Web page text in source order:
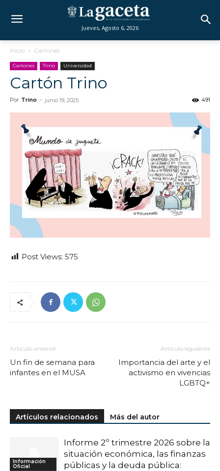
Jueves, Agosto 6, 2026
Inicio Cartones
Cartones Trino Universidad
Cartón Trino
Por Trino - junio 19, 2025 491
Post Views: 575
Artículo anterior
Un fin de semana para
infantes en el MUSA
Artículo siguiente
Importancia del arte y el
activismo en vivencias
LGBTQ+
Artículos relacionados Más del autor
Información
Oficial
Informe 2º trimestre 2026 sobre la
situación económica, las finanzas
públicas y la deuda pública: